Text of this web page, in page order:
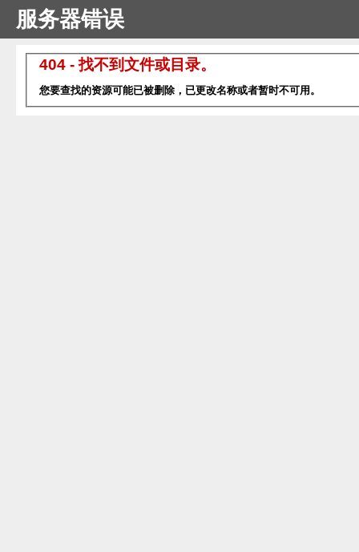
服务器错误
404 - 找不到文件或目录。
您要查找的资源可能已被删除，已更改名称或者暂时不可用。